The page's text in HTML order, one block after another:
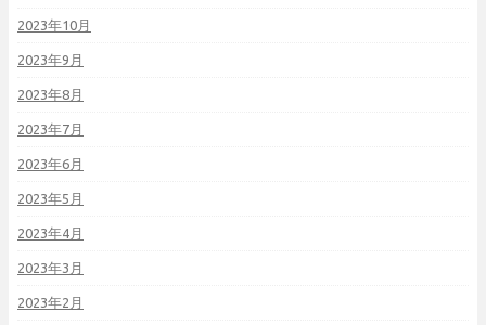
2023年10月
2023年9月
2023年8月
2023年7月
2023年6月
2023年5月
2023年4月
2023年3月
2023年2月